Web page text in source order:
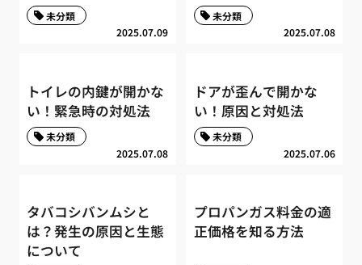
2025.07.09
未分類
2025.07.08
未分類
トイレの内鍵が開かな
い！緊急時の対処法
2025.07.08
未分類
ドアが歪んで開かな
い！原因と対処法
2025.07.06
未分類
タバコシバンムシと
は？発生の原因と生態
について
プロパンガス料金の適
正価格を知る方法